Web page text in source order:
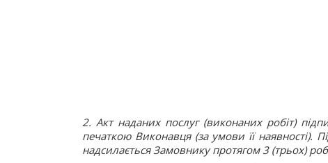
2. Акт наданих послуг (виконаних робіт)
печаткою Виконавця (за умови її наявності).
надсилається Замовнику протягом 3 (трьох)